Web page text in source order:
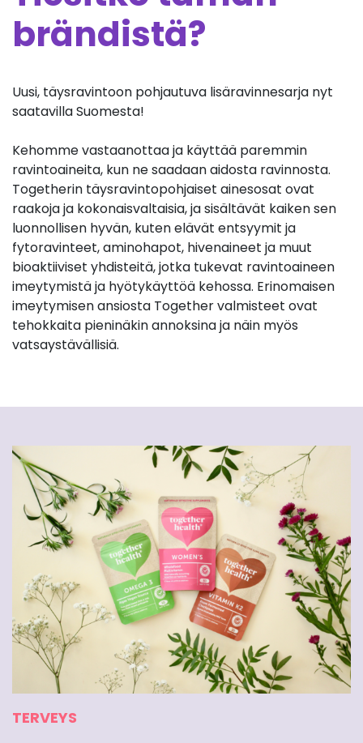
brändistä?
Uusi, täysravintoon pohjautuva lisäravinnesarja nyt
saatavilla Suomesta!
Kehomme vastaanottaa ja käyttää paremmin
ravintoaineita, kun ne saadaan aidosta ravinnosta.
Togetherin täysravintopohjaiset ainesosat ovat
raakoja ja kokonaisvaltaisia, ja sisältävät kaiken sen
luonnollisen hyvän, kuten elävät entsyymit ja
fytoravinteet, aminohapot, hivenaineet ja muut
bioaktiiviset yhdisteitä, jotka tukevat ravintoaineen
imeytymistä ja hyötykäyttöä kehossa. Erinomaisen
imeytymisen ansiosta Together valmisteet ovat
tehokkaita pieninäkin annoksina ja näin myös
vatsaystävällisiä.
TERVEYS